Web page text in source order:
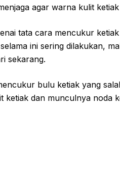
agar warna kulit
tata cara mencukur
ini sering dilakukan,
sekarang.
bulu ketiak yang
ketiak dan munculnya noda